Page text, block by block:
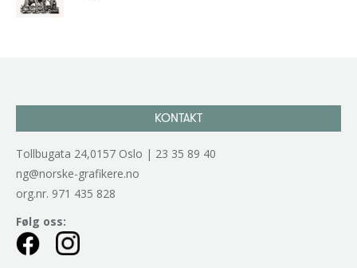
KONTAKT
Tollbugata 24,0157 Oslo | 23 35 89 40
ng@norske-grafikere.no
org.nr. 971 435 828
Følg oss: